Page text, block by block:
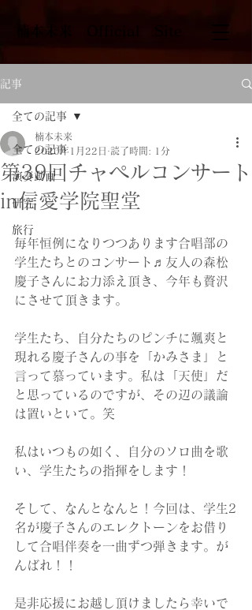
​楠本未来 Official Site
記事
全ての記事
演奏動画
研究
旅行
全ての記事
第39回チャペルコンサート
in信愛学院聖堂
楠本未来
2020年1月22日
読了時間: 1分
毎年恒例になりつつあります合唱部の
学生たちとのコンサート♬友人の森松
慶子さんにお力添え頂き、今年も贅沢
にさせて頂きます。
学生たち、自分たちのピンチに颯爽と
現れる慶子さんの事を「かみさま」と
言って慕っています。私は「天使」だ
と思っているのですが、その辺の議論
は置いといて。笑
私はいつもの如く、自分のソロ曲を歌
い、学生たちの指揮をします！
そして、なんとなんと！今回は、学生2
名が慶子さんのエレクトーンをお借り
して合唱伴奏を一曲ずつ弾きます。が
んばれ！！
是非応援にお越し頂けましたら幸いで